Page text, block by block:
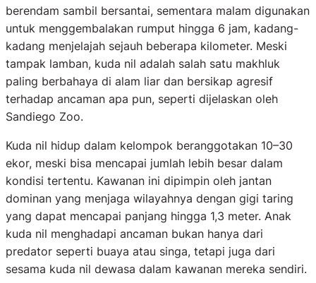
berendam sambil bersantai, sementara malam digunakan
untuk menggembalakan rumput hingga 6 jam, kadang-
kadang menjelajah sejauh beberapa kilometer. Meski
tampak lamban, kuda nil adalah salah satu makhluk
paling berbahaya di alam liar dan bersikap agresif
terhadap ancaman apa pun, seperti dijelaskan oleh
Sandiego Zoo.
Kuda nil hidup dalam kelompok beranggotakan 10–30
ekor, meski bisa mencapai jumlah lebih besar dalam
kondisi tertentu. Kawanan ini dipimpin oleh jantan
dominan yang menjaga wilayahnya dengan gigi taring
yang dapat mencapai panjang hingga 1,3 meter. Anak
kuda nil menghadapi ancaman bukan hanya dari
predator seperti buaya atau singa, tetapi juga dari
sesama kuda nil dewasa dalam kawanan mereka sendiri.